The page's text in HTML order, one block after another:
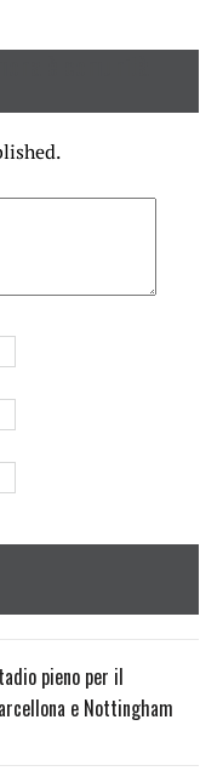
pieno per il
e Nottingham